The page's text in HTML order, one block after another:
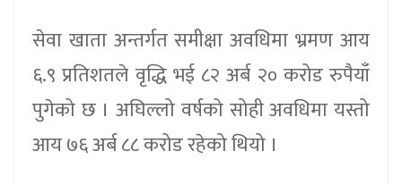
सेवा खाता अन्तर्गत समीक्षा अवधिमा भ्रमण आय
६.९ प्रतिशतले वृद्धि भई ८२ अर्ब २० करोड रुपैयाँ
पुगेको छ । अघिल्लो वर्षको सोही अवधिमा यस्तो
आय ७६ अर्ब ८८ करोड रहेको थियो ।